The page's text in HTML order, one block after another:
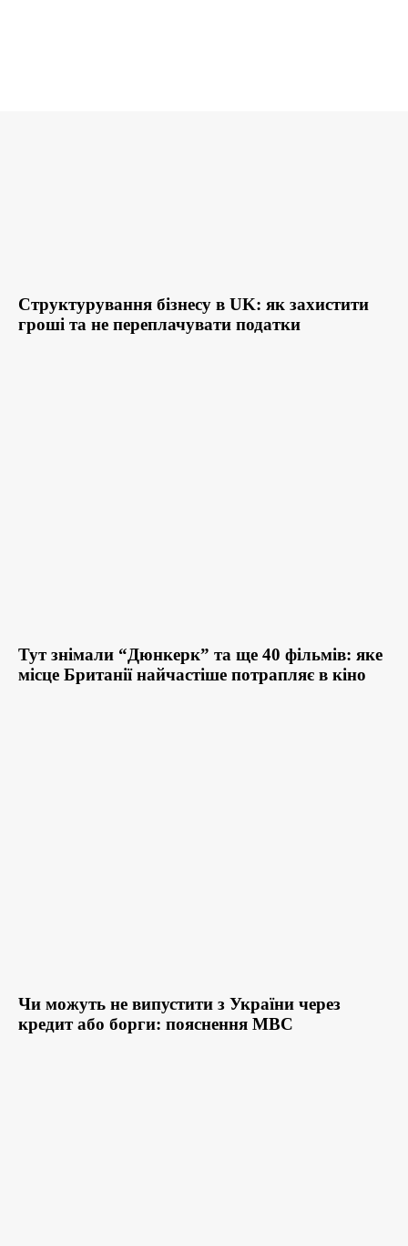
Структурування бізнесу в UK: як захистити
гроші та не переплачувати податки
Тут знімали “Дюнкерк” та ще 40 фільмів: яке
місце Британії найчастіше потрапляє в кіно
Чи можуть не випустити з України через
кредит або борги: пояснення МВС